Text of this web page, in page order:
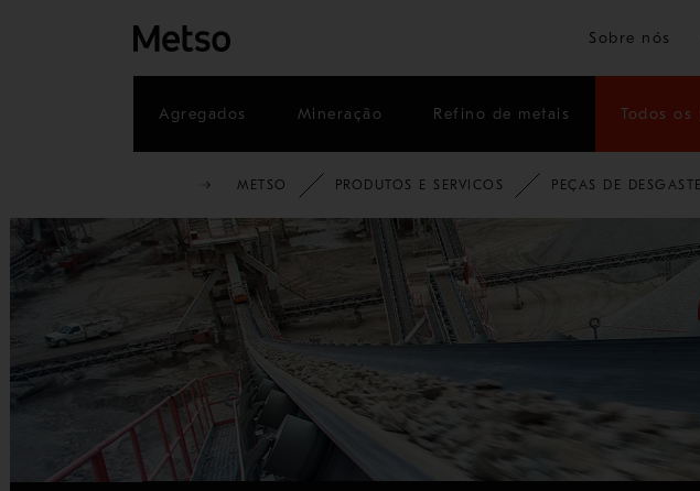
Ir para
Sobre nós
Agregados Mineração Refino de metais Todos os
METSO PRODUTOS E SERVICOS PEÇAS DE